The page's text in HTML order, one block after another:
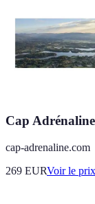
Cap
cap-adrenaline.com
269 EURVoir le prix